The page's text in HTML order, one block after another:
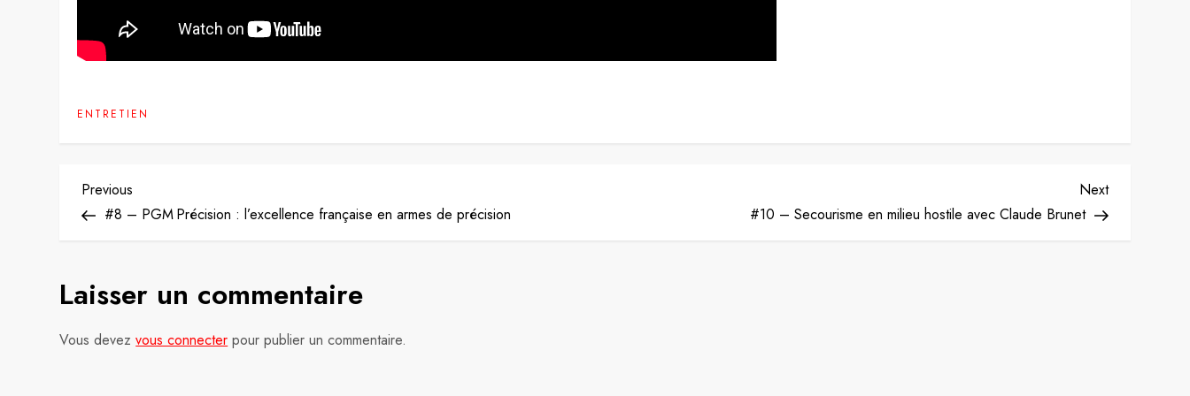
ENTRETIEN
N
a
i
g
Previous
Post
Previous
#8 – PGM Précision : l’excellence française en armes de précision
Next
Post
Next
#10 – Secourisme en milieu hostile avec Claude Brunet
Laisser un commentaire
Vous devezvous connecter pour publier un commentaire.